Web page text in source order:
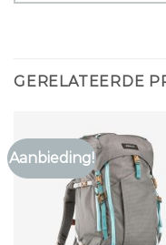
GERELATEERDE
Aanbieding!